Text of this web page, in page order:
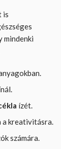
is
mindenki
ízét.
a kreativitásra.
számára.